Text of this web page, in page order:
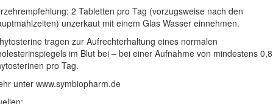
2 Tabletten pro Tag (vorzugsweise nach den
unzerkaut mit einem Glas Wasser einnehmen.
tragen zur Aufrechterhaltung eines normalen
im Blut bei – bei einer Aufnahme von mindestens
pro Tag.
unter www.symbiopharm.de